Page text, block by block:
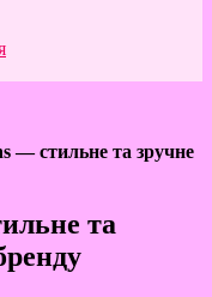
— стильне та зручне
та